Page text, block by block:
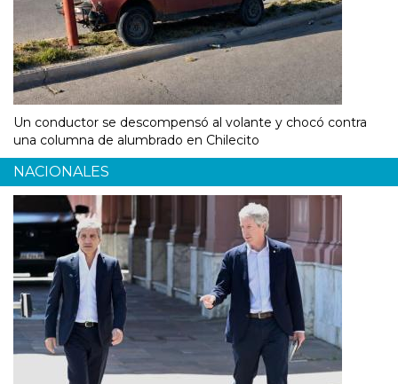
Un conductor se descompensó al volante y chocó contra
una columna de alumbrado en Chilecito
NACIONALES